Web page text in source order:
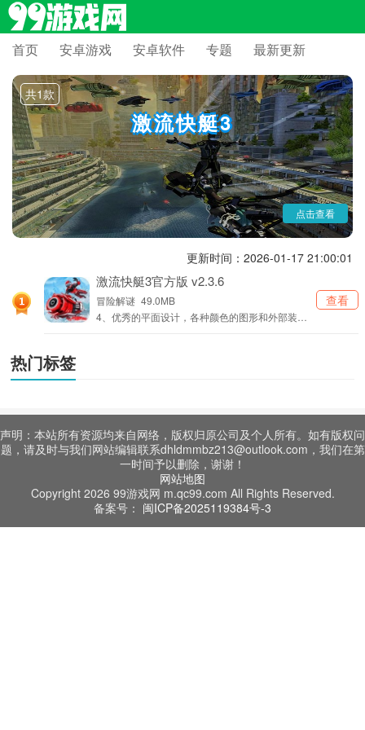
首页 安卓游戏 安卓软件 专题 最新更新
共1款
激流快艇3
这里是竞速爱好者的极速天堂！《激流快艇 3》手游专题带你解锁主
机级水上竞速体验，在浪花飞溅的赛道中比拼速度与技巧，用特技空翻甩
开对手，在多人竞技中登顶冠军，开启热血沸腾的狂飙之旅。
点击查看
更新时间：2026-01-17 21:00:01
激流快艇3官方版 v2.3.6
冒险解谜 49.0MB
4、优秀的平面设计，各种颜色的图形和外部装
查看
热门标签
声明：本站所有资源均来自网络，版权归原公司及个人所有。如有版权问
题，请及时与我们网站编辑联系dhldmmbz213@outlook.com，我们在第
一时间予以删除，谢谢！
网站地图
Copyright 2026 99游戏网 m.qc99.com All Rights Reserved.
备案号： 闽ICP备2025119384号-3